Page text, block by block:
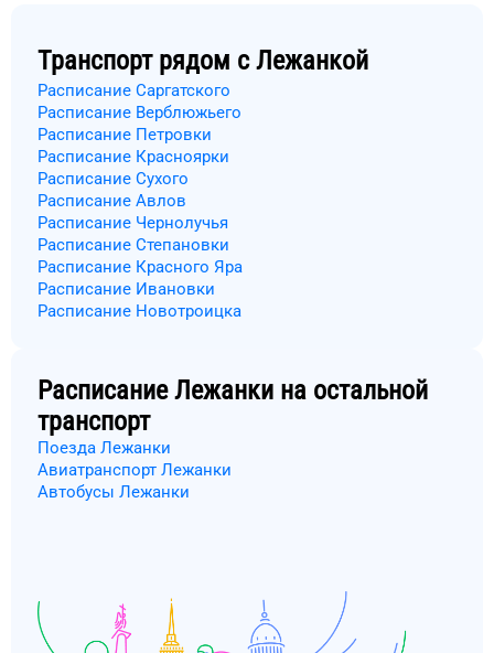
Транспорт рядом с Лежанкой
Расписание Саргатского
Расписание Верблюжьего
Расписание Петровки
Расписание Красноярки
Расписание Сухого
Расписание Авлов
Расписание Чернолучья
Расписание Степановки
Расписание Красного Яра
Расписание Ивановки
Расписание Новотроицка
РасписаниеЛежанки на остальной
транспорт
Поезда Лежанки
Авиатранспорт Лежанки
Автобусы Лежанки